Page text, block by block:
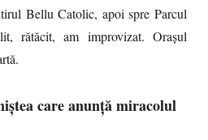
Bellu Catolic, apoi spre Parcul
rătăcit, am improvizat. Orașul
care anunță miracolul